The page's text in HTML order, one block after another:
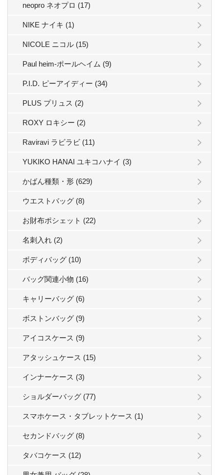
neopro ネオプロ (17)
NIKE ナイキ (1)
NICOLE ニコル (15)
Paul heim-ポールヘイム (9)
P.I.D. ピーアイディー (34)
PLUS プリュス (2)
ROXY ロキシー (2)
Raviravi ラビラビ (11)
YUKIKO HANAI ユキコハナイ (3)
かばん種類・形 (629)
ウエストバッグ (8)
お財布ポシェット (22)
名刺入れ (2)
ボディバッグ (10)
バッグ関連小物 (16)
キャリーバッグ (6)
ボストンバッグ (9)
アイコスケース (9)
アタッシュケース (15)
インナーケース (3)
ショルダーバッグ (77)
スマホケース・タブレットケース (1)
セカンドバッグ (8)
タバコケース (12)